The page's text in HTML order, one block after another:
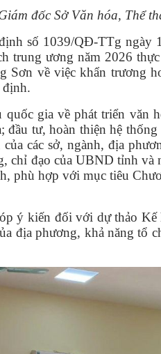
đốc Sở Văn hóa, Thể
số 1039/QĐ-TTg
trung ương năm 2026
về việc khẩn trương
định.
gia về phát triển văn
tư, hoàn thiện hệ
các sở, ngành, địa
chỉ đạo của UBND tỉnh
phù hợp với mục tiêu
ý kiến đối với dự thảo
địa phương, khả năng tổ